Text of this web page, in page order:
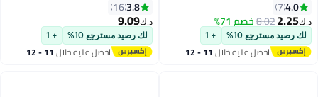
Brush Head,Compatible with Oral-
B Electric Toothbrush Head (4
pieces) Cross Action Toothbrush
Heads Compatible with Oral-B
Devices - 4 Pieces
4.0
7
د.ك‏2.25
8.02خصم 71%
لك رصيد مسترجع 10% + 1
احصل عليه خلال 11 - 12
للبالغين، قابلة لإعادة الشحن
رؤوس، مؤقت ذكي لمدة دقيقتين
و5 أوضاع، 45,000 دورة في الدقيقة،
شحنة واحدة تكفي لمدة 60 يومًا
3.8
16
د.ك‏9.09
لك رصيد مسترجع 10% + 1
احصل عليه خلال 11 - 12